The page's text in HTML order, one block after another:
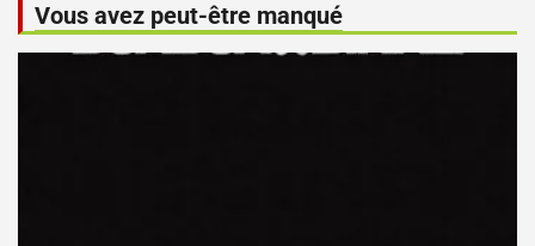
Vous avez peut-être manqué